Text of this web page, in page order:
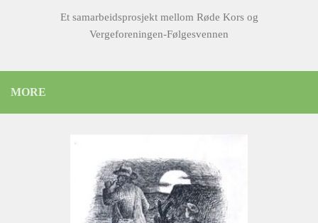
Et samarbeidsprosjekt mellom Røde Kors og
Vergeforeningen-Følgesvennen
MORE